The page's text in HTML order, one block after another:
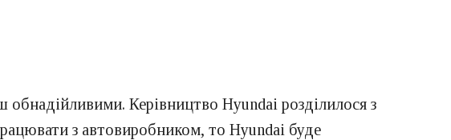
Керівництво Hyundai розділилося з
з автовиробником, то Hyundai буде